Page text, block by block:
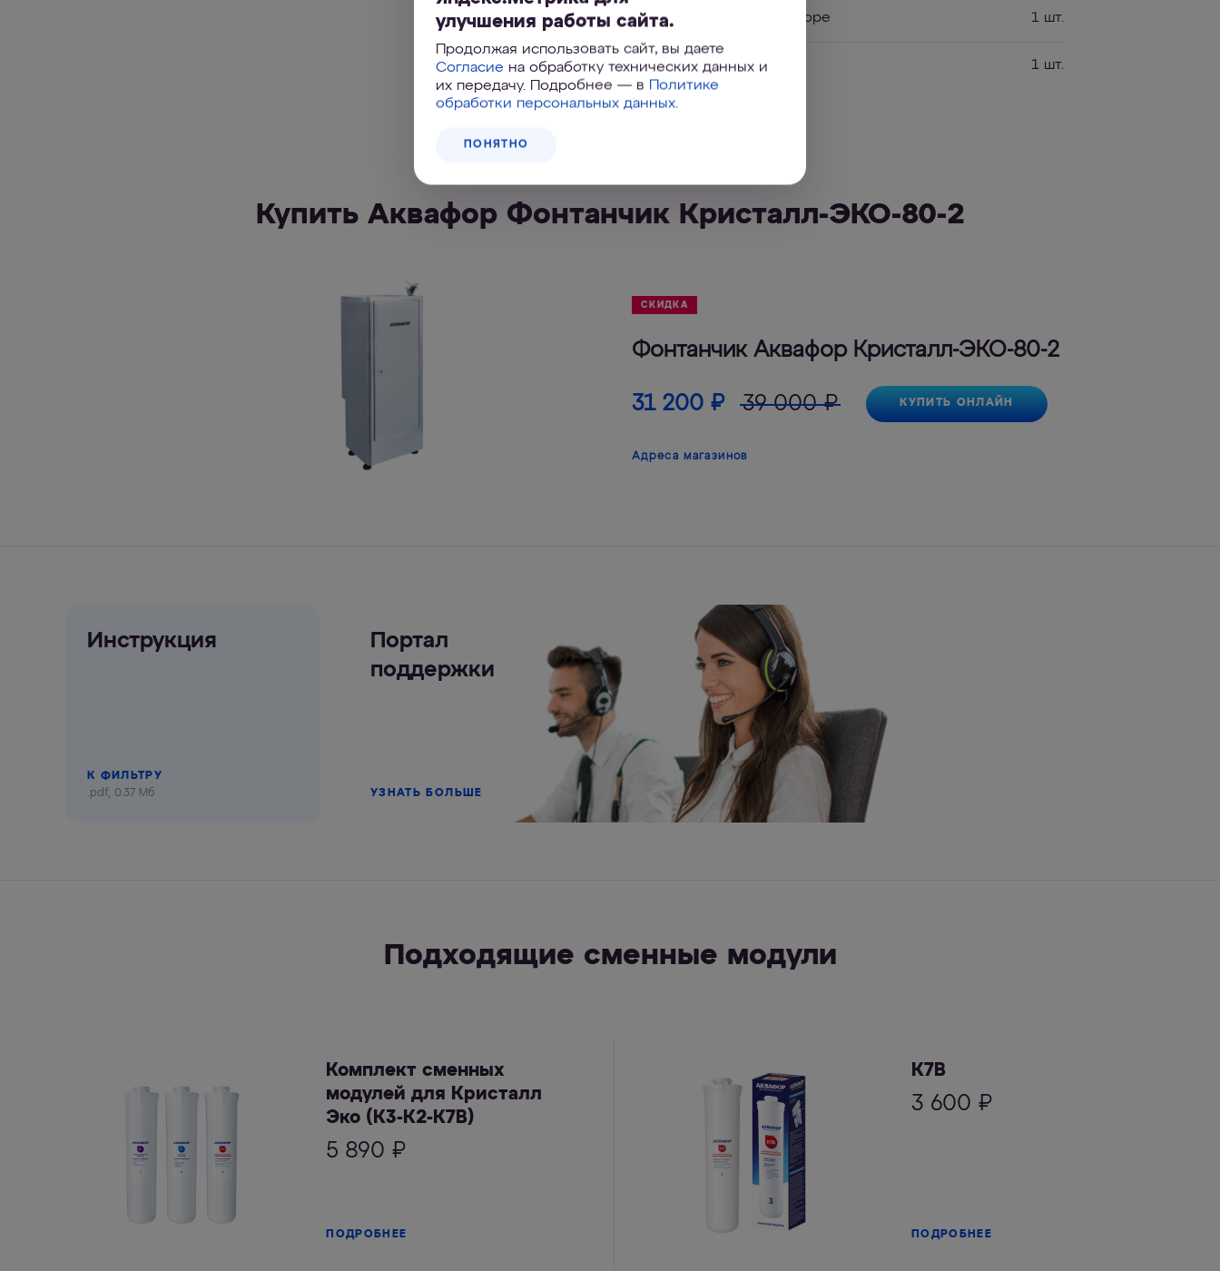
Корпус в сборе 1 шт.
Кран 1 шт.
Купить Аквафор Фонтанчик Кристалл-ЭКО-80-2
СКИДКА
Фонтанчик Аквафор Кристалл-ЭКО-80-2
31 200 ₽ 39 000 ₽ КУПИТЬ ОНЛАЙН
Адреса магазинов
Инструкция
К ФИЛЬТРУ
.pdf, 0.37 Мб
Портал
поддержки
УЗНАТЬ БОЛЬШЕ
Подходящие сменные модули
Комплект сменных
модулей для Кристалл
Эко (К3-К2-К7В)
5 890 ₽
ПОДРОБНЕЕ
К7В
3 600 ₽
ПОДРОБНЕЕ
улучшения работы сайта.
Продолжая использовать сайт, вы даете
Согласие на обработку технических данных и
их передачу. Подробнее — в Политике
обработки персональных данных.
ПОНЯТНО